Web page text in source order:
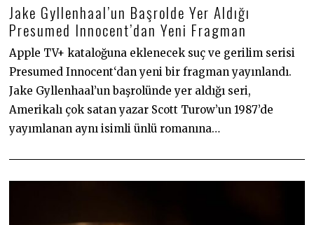
.
5
2
2
4
Jake Gyllenhaal’un Başrolde Yer Aldığı
Presumed Innocent’dan Yeni Fragman
Apple TV+ kataloğuna eklenecek suç ve gerilim serisi
Presumed Innocent‘dan yeni bir fragman yayınlandı.
Jake Gyllenhaal’un başrolünde yer aldığı seri,
Amerikalı çok satan yazar Scott Turow’un 1987’de
yayımlanan aynı isimli ünlü romanına…